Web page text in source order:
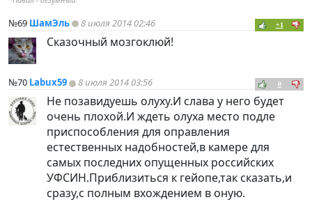
№69 ШамЭль 8 июля 2014 02:46 +1
Сказочный мозгоклюй!
№70 Labux59 8 июля 2014 03:56 0
Не позавидуешь олуху.И слава у него будет
очень плохой.И ждеть олуха место подле
приспособления для оправления
естественных надобностей,в камере для
самых последних опущенных российских
УФСИН.Приблизиться к гейопе,так сказать,и
сразу,с полным вхождением в оную.